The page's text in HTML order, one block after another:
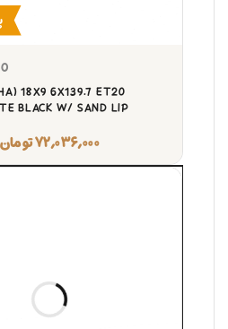
18X9 6X139.7 ET20
BLACK W/ SAND LIP
۷۲,۰۳۶,۰۰۰تومان